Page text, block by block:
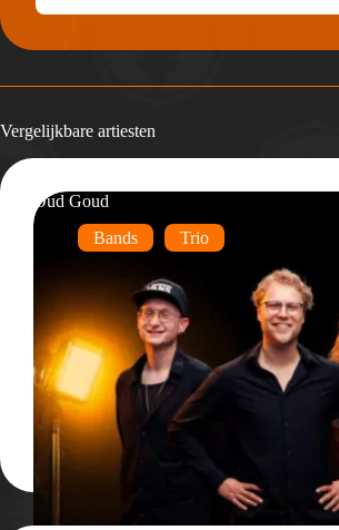
Vergelijkbare artiesten
Oud Goud
Bands
Trio